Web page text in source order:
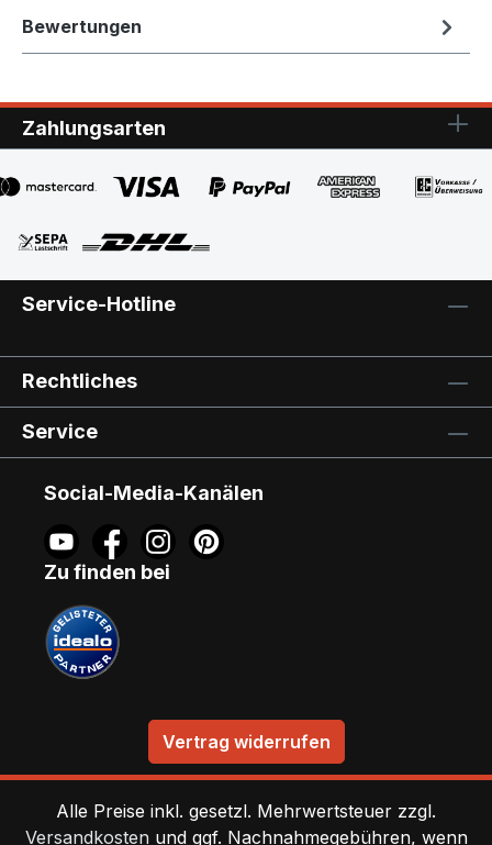
Bewertungen
Zahlungsarten
Service-Hotline
Rechtliches
Service
Social-Media-Kanälen
Zu finden bei
Vertrag widerrufen
Alle Preise inkl. gesetzl. Mehrwertsteuer zzgl.
Versandkosten und ggf. Nachnahmegebühren, wenn